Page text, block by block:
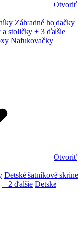
Otvoriť
Záhradné hojdačky
a stoličky + 3 ďalšie
Nafukovačky
Otvoriť
Detské šatníkové skrine
+ 2 ďalšie Detské